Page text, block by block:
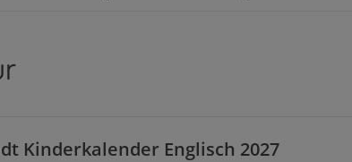
Kinderkalender Englisch 2027